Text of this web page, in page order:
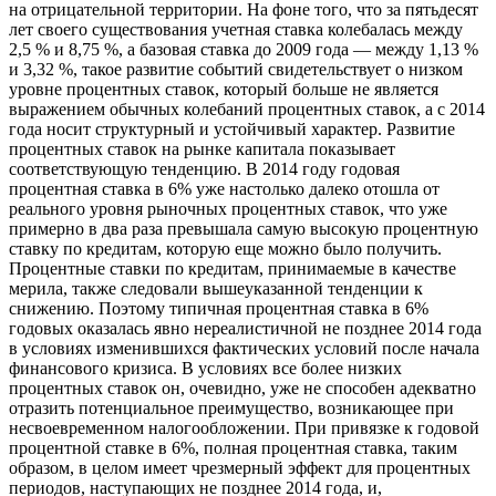
на отрицательной территории. На фоне того, что за пятьдесят
лет своего существования учетная ставка колебалась между
2,5 % и 8,75 %, а базовая ставка до 2009 года — между 1,13 %
и 3,32 %, такое развитие событий свидетельствует о низком
уровне процентных ставок, который больше не является
выражением обычных колебаний процентных ставок, а с 2014
года носит структурный и устойчивый характер. Развитие
процентных ставок на рынке капитала показывает
соответствующую тенденцию. В 2014 году годовая
процентная ставка в 6% уже настолько далеко отошла от
реального уровня рыночных процентных ставок, что уже
примерно в два раза превышала самую высокую процентную
ставку по кредитам, которую еще можно было получить.
Процентные ставки по кредитам, принимаемые в качестве
мерила, также следовали вышеуказанной тенденции к
снижению. Поэтому типичная процентная ставка в 6%
годовых оказалась явно нереалистичной не позднее 2014 года
в условиях изменившихся фактических условий после начала
финансового кризиса. В условиях все более низких
процентных ставок он, очевидно, уже не способен адекватно
отразить потенциальное преимущество, возникающее при
несвоевременном налогообложении. При привязке к годовой
процентной ставке в 6%, полная процентная ставка, таким
образом, в целом имеет чрезмерный эффект для процентных
периодов, наступающих не позднее 2014 года, и,